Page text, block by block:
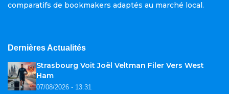
comparatifs de bookmakers adaptés au marché local.
Dernières Actualités
Strasbourg Voit Joël Veltman Filer Vers West
Ham
07/08/2026 - 13:31